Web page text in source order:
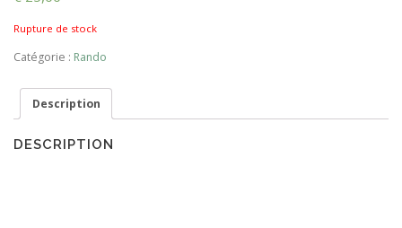
Rupture de stock
Catégorie : Rando
Description
DESCRIPTION